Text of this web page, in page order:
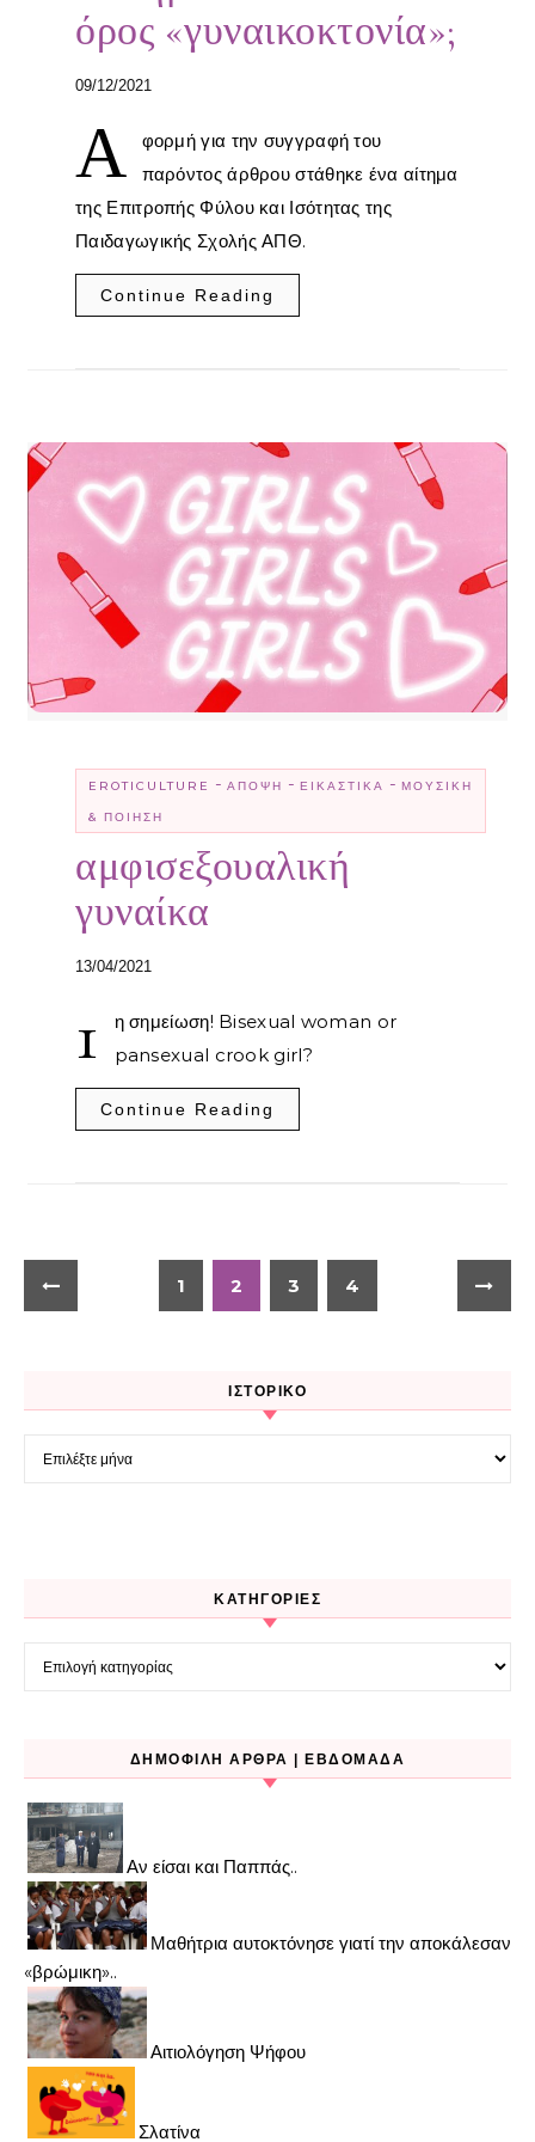
όρος «γυναικοκτονία»;
09/12/2021
Α
φορμή για την συγγραφή του
παρόντος άρθρου στάθηκε ένα αίτημα
της Επιτροπής Φύλου και Ισότητας της
Παιδαγωγικής Σχολής ΑΠΘ.
Continue Reading
EROTICULTURE -ΆΠΟΨΗ -ΕΙΚΑΣΤΙΚΆ -ΜΟΥΣΙΚΉ
& ΠΟΊΗΣΗ
αμφισεξουαλική
γυναίκα
13/04/2021
1
η σημείωση! Bisexual woman or
pansexual crook girl?
Continue Reading
1 2 3 4
ΙΣΤΟΡΙΚΌ
KΑΤΗΓΟΡΊΕΣ
ΔΗΜΟΦΙΛΉ ΆΡΘΡΑ | ΕΒΔΟΜΆΔΑ
Αν είσαι και Παππάς..
Μαθήτρια αυτοκτόνησε γιατί την αποκάλεσαν
«βρώμικη»..
Αιτιολόγηση Ψήφου
Σλατίνα